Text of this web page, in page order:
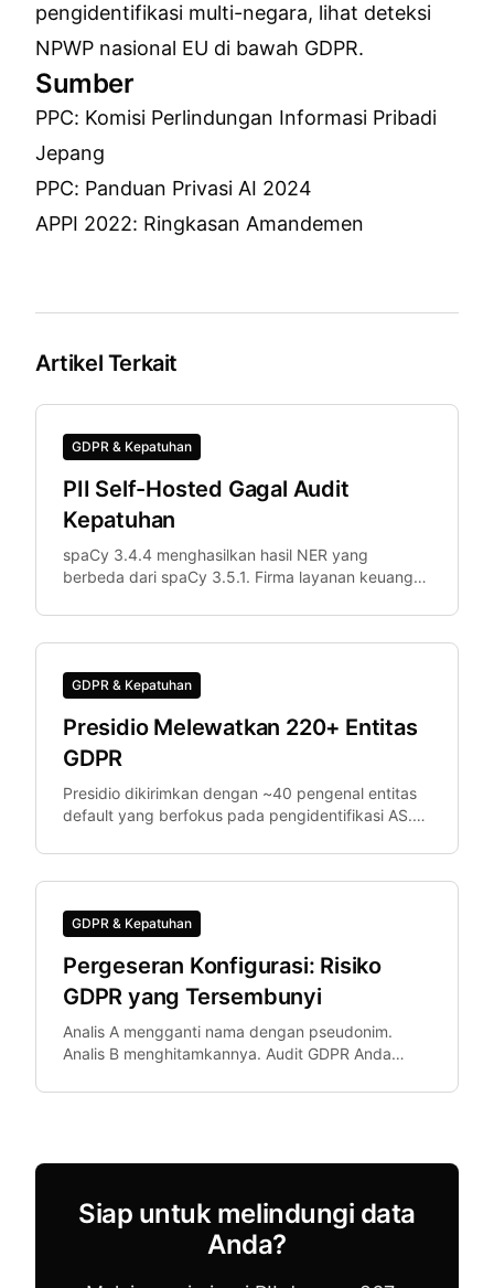
pengidentifikasi multi-negara, lihat deteksi
NPWP nasional EU di bawah GDPR.
Sumber
PPC: Komisi Perlindungan Informasi Pribadi
Jepang
PPC: Panduan Privasi AI 2024
APPI 2022: Ringkasan Amandemen
Artikel Terkait
GDPR & Kepatuhan
PII Self-Hosted Gagal Audit
Kepatuhan
spaCy 3.4.4 menghasilkan hasil NER yang
berbeda dari spaCy 3.5.1. Firma layanan keuangan
berbeda di staging vs. produksi.
GDPR & Kepatuhan
Presidio Melewatkan 220+ Entitas
GDPR
Presidio dikirimkan dengan ~40 pengenal entitas
default yang berfokus pada pengidentifikasi AS.
Fiscale.
GDPR & Kepatuhan
Pergeseran Konfigurasi: Risiko
GDPR yang Tersembunyi
Analis A mengganti nama dengan pseudonim.
Analis B menghitamkannya. Audit GDPR Anda
Pergeseran konfigurasi — ketika anggota tim
Siap untuk melindungi data
Anda?